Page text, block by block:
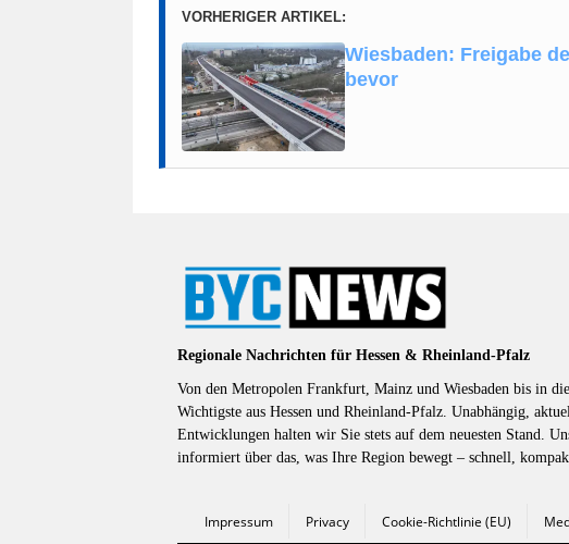
VORHERIGER ARTIKEL:
Wiesbaden: Freigabe
bevor
Regionale Nachrichten für Hessen & Rheinland-Pfalz
Von den Metropolen Frankfurt, Mainz und Wiesbaden bis in
Wichtigste aus Hessen und Rheinland-Pfalz. Unabhängig,
Entwicklungen halten wir Sie stets auf dem neuesten Stand.
informiert über das, was Ihre Region bewegt – schnell,
Impressum Privacy Cookie-Richtlinie (EU)